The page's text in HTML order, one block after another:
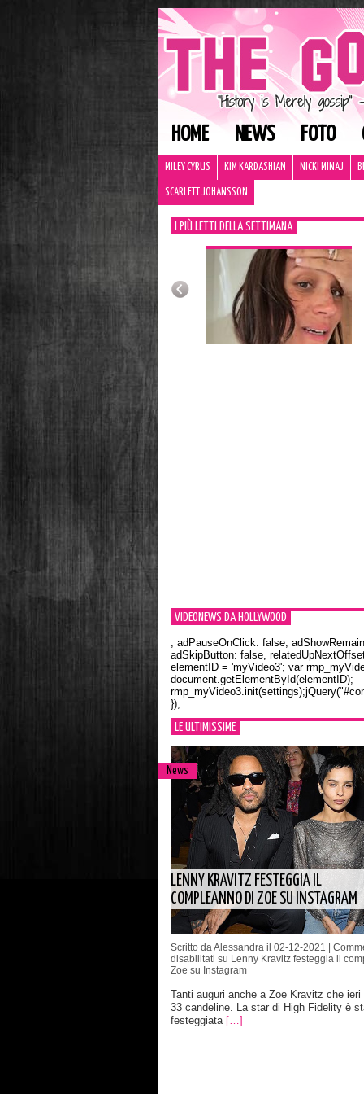
HOME NEWS FOTO
MILEY CYRUS KIM KARDASHIAN NICKI MINAJ
SCARLETT JOHANSSON
I PIÙ LETTI DELLA SETTIMANA
VIDEONEWS DA HOLLYWOOD
, adPauseOnClick: false,
adSkipButton: false,
elementID = 'myVideo3'; var
document.getElementById(elementID);
});
LE ULTIMISSIME
News
LENNY KRAVITZ FESTEGGIA IL
COMPLEANNO DI ZOE SU INSTAGRAM
Scritto da Alessandra il 02-12-2021 |
disabilitati su Lenny Kravitz festeggia il
Zoe su Instagram
Tanti auguri anche a Zoe Kravitz che ieri
33 candeline. La star di High Fidelity è
festeggiata […]